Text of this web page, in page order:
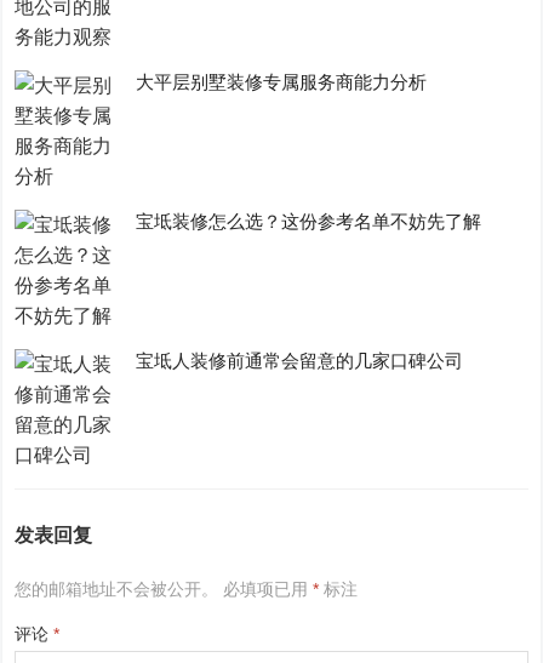
大平层别墅装修专属服务商能力分析
宝坻装修怎么选？这份参考名单不妨先了解
宝坻人装修前通常会留意的几家口碑公司
发表回复
您的邮箱地址不会被公开。 必填项已用* 标注
评论*